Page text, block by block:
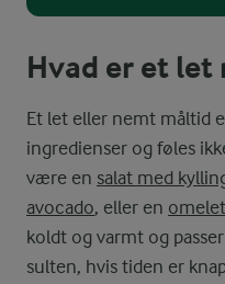
Hvad er et let
Et let eller nemt måltid
ingredienser og føles
være en salat med
avocado, eller en omelet
koldt og varmt og
sulten, hvis tiden er